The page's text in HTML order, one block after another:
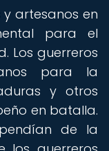
artesanos en
para el
Los guerreros
para la
y otros
en batalla.
de la